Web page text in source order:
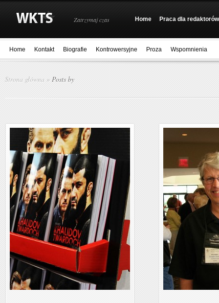
Zatrzymaj czas Home Praca dla redaktorów
Home Kontakt Biografie Kontrowersyjne Proza Wspomnienia
Strona główna » Posts by